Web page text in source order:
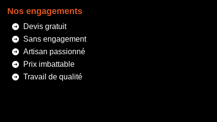
Nos engagements
Devis gratuit
Sans engagement
Artisan passionné
Prix imbattable
Travail de qualité